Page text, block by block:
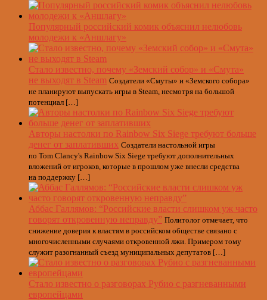
Популярный российский комик объяснил нелюбовь
молодежи к «Аншлагу»
Стало известно, почему «Земский собор» и «Смута»
не выходят в Steam Создатели «Смуты» и «Земского собора»
не планируют выпускать игры в Steam, несмотря на большой
потенциал […]
Авторы настолки по Rainbow Six Siege требуют больше
денег от заплативших Создатели настольной игры
по Tom Clancy's Rainbow Six Siege требуют дополнительных
вложений от игроков, которые в прошлом уже внесли средства
на поддержку […]
Аббас Галлямов: “Российские власти слишком уж часто
говорят откровенную неправду” Политолог отмечает, что
снижение доверия к властям в российском обществе связано с
многочисленными случаями откровенной лжи. Примером тому
служит разогнанный съезд муниципальных депутатов […]
Стало известно о разговорах Рубио с разгневанными
европейцами